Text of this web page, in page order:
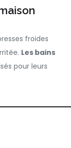
froides
Les bains
pour leurs